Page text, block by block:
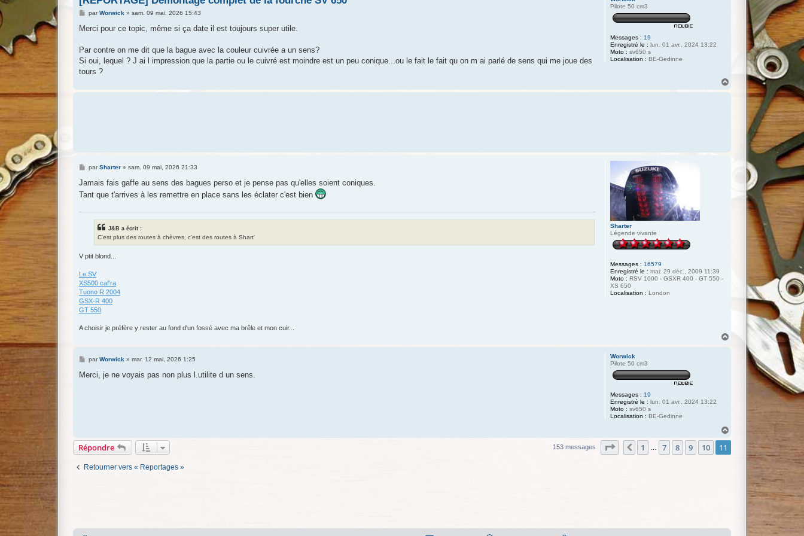
Pilote 50 cm3
Messages : 19
Enregistré le : lun. 01 avr., 2024 13:22
Moto : sv650 s
Localisation : BE-Gedinne
M
s
g
parWorwick » sam. 09 mai, 2026 15:43
Merci pour ce topic, même si ça date il est toujours super utile.
Par contre on me dit que la bague avec la couleur cuivrée a un sens?
Si oui, lequel ? J ai l impression que la partie ou le cuivré est moindre est un peu conique...ou le fait le fait qu on m ai parlé de sens qui me joue des
tours ?
Sharter
Légende vivante
Messages : 16579
Enregistré le : mar. 29 déc., 2009 11:39
Moto : RSV 1000 - GSXR 400 - GT 550 -
XS 650
Localisation : London
M
s
a
parSharter» sam. 09 mai, 2026 21:33
Jamais fais gaffe au sens des bagues perso et je pense pas qu'elles soient coniques.
Tant que t'arrives à les remettre en place sans les éclater c'est bien
J&B a écrit :
C'est plus des routes à chèvres, c'est des routes à Shart'
V ptit blond...
Le SV
XS500 caf'ra
Tuono R 2004
GSX-R 400
GT 550
A choisir je préfère y rester au fond d'un fossé avec ma brêle et mon cuir...
Worwick
Pilote 50 cm3
Messages : 19
Enregistré le : lun. 01 avr., 2024 13:22
Moto : sv650 s
Localisation : BE-Gedinne
M
s
parWorwick » mar. 12 mai, 2026 1:25
Merci, je ne voyais pas non plus l.utilite d un sens.
t
Répondre 153 messages Page 11 sur 11
Précédente
1 7 8 9 10 11
Retourner vers « Reportages »